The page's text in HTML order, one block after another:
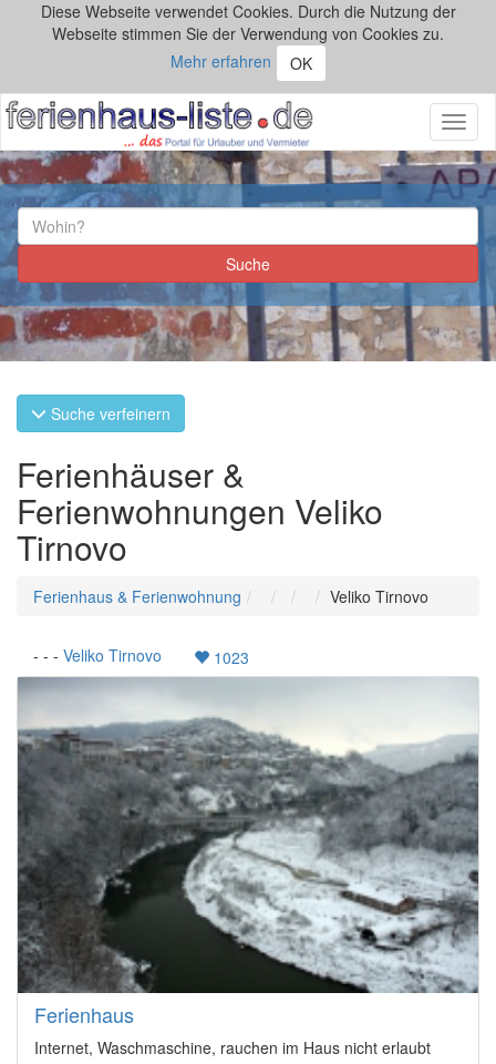
Diese Webseite verwendet Cookies. Durch die Nutzung der
Webseite stimmen Sie der Verwendung von Cookies zu.
Mehr erfahren
OK
Suche verfeinern
Ferienhäuser &
Ferienwohnungen Veliko
Tirnovo
Ferienhaus & Ferienwohnung Veliko Tirnovo
- - - Veliko Tirnovo 1023
Ferienhaus
Internet, Waschmaschine, rauchen im Haus nicht erlaubt